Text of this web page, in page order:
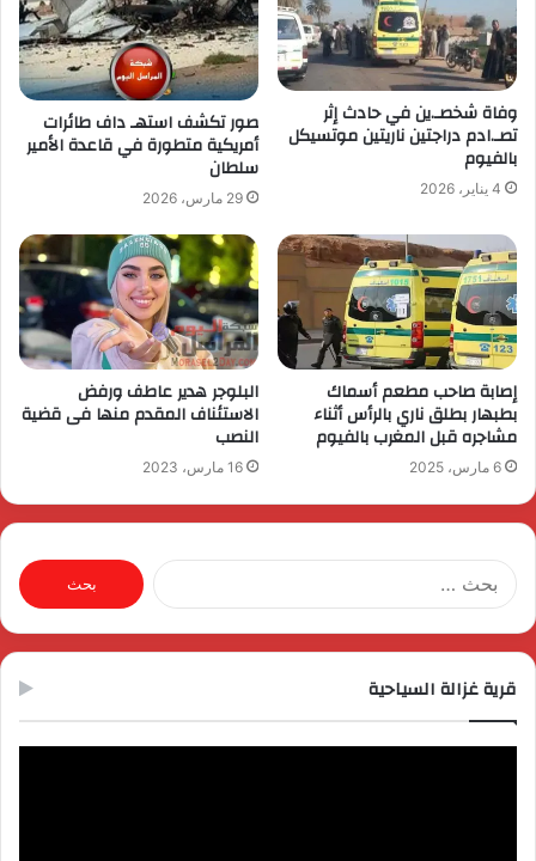
وفاة شخصـ.ين في حادث إثر
تصـ.ادم دراجتين ناريتين موتسيكل
بالفيوم
4 يناير، 2026
صور تكشف استهـ داف طائرات
أمريكية متطورة في قاعدة الأمير
سلطان
29 مارس، 2026
إصابة صاحب مطعم أسماك
بطبهار بطلق ناري بالرأس أثناء
مشاجره قبل المغرب بالفيوم
6 مارس، 2025
البلوجر هدير عاطف ورفض
الاستئناف المقدم منها فى قضية
النصب
16 مارس، 2023
البحث
عن:
قرية غزالة السياحية